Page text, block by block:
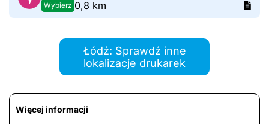
Wybierz 0,8 km
Łódź: Sprawdź inne
lokalizacje drukarek
Więcej informacji